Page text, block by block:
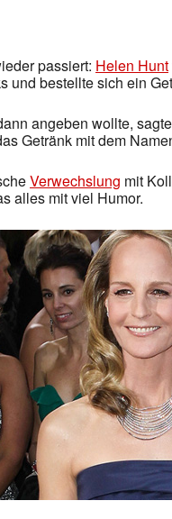
passiert: Helen Hunt
und bestellte sich ein
angeben wollte,
Getränk mit dem
Verwechslung mit
alles mit viel Humor.